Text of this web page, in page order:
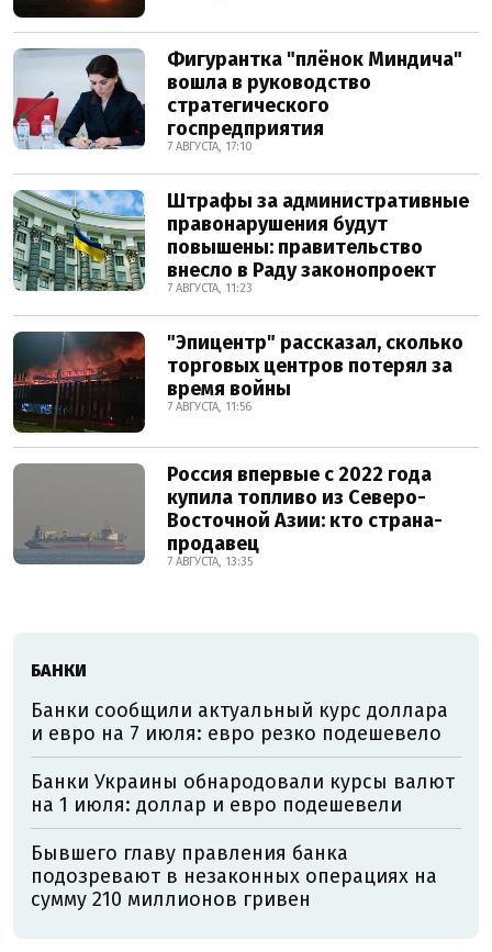
Фигурантка "плёнок Миндича"
вошла в руководство
стратегического
госпредприятия
7 АВГУСТА, 17:10
Штрафы за административные
правонарушения будут
повышены: правительство
внесло в Раду законопроект
7 АВГУСТА, 11:23
"Эпицентр" рассказал, сколько
торговых центров потерял за
время войны
7 АВГУСТА, 11:56
Россия впервые с 2022 года
купила топливо из Северо-
Восточной Азии: кто страна-
продавец
7 АВГУСТА, 13:35
БАНКИ
Банки сообщили актуальный курс доллара
и евро на 7 июля: евро резко подешевело
Банки Украины обнародовали курсы валют
на 1 июля: доллар и евро подешевели
Бывшего главу правления банка
подозревают в незаконных операциях на
сумму 210 миллионов гривен